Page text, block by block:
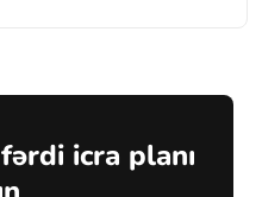
icra planı